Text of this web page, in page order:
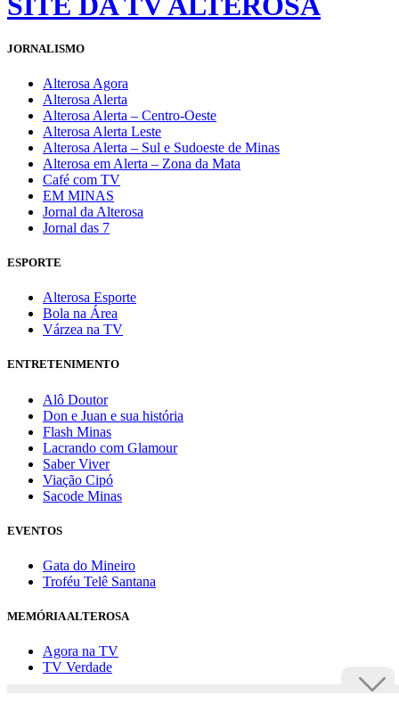
JORNALISMO
Alterosa Agora
Alterosa Alerta
Alterosa Alerta – Centro-Oeste
Alterosa Alerta Leste
Alterosa Alerta – Sul e Sudoeste de Minas
Alterosa em Alerta – Zona da Mata
Café com TV
EM MINAS
Jornal da Alterosa
Jornal das 7
ESPORTE
Alterosa Esporte
Bola na Área
Várzea na TV
ENTRETENIMENTO
Alô Doutor
Don e Juan e sua história
Flash Minas
Lacrando com Glamour
Saber Viver
Viação Cipó
Sacode Minas
EVENTOS
Gata do Mineiro
Troféu Telê Santana
MEMÓRIA ALTEROSA
Agora na TV
TV Verdade